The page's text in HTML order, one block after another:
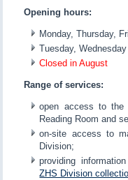
Opening hours:
Monday, Thursday,
Tuesday,
Closed in August
Range of services:
open access to the
Reading Room and
on-site access to
Division;
providing
ZHS Division